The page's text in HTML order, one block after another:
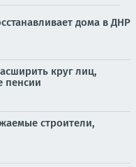
дома в ДНР
круг лиц,
пенсии
строители,